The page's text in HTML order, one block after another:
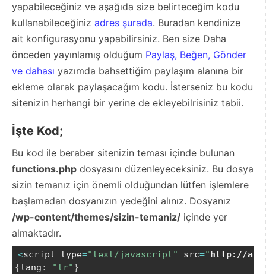
yapabileceğiniz ve aşağıda size belirteceğim kodu
kullanabileceğiniz adres şurada. Buradan kendinize
ait konfigurasyonu yapabilirsiniz. Ben size Daha
önceden yayınlamış olduğum Paylaş, Beğen, Gönder
ve dahası yazımda bahsettiğim paylaşım alanına bir
ekleme olarak paylaşacağım kodu. İsterseniz bu kodu
sitenizin herhangi bir yerine de ekleyebilrisiniz tabii.
İşte Kod;
Bu kod ile beraber sitenizin teması içinde bulunan
functions.php dosyasını düzenleyeceksiniz. Bu dosya
sizin temanız için önemli olduğundan lütfen işlemlere
başlamadan dosyanızın yedeğini alınız. Dosyanız
/wp-content/themes/sizin-temaniz/ içinde yer
almaktadır.
<script type="text/javascript" src="http://
{lang : "tr"}